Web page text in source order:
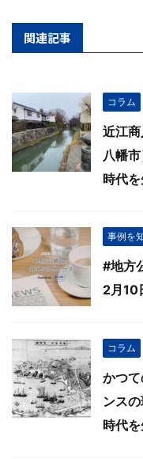
関連記事
コラム
近江
八幡
時代
事例を
#地方
2月10
コラム
かつ
ンス
時代